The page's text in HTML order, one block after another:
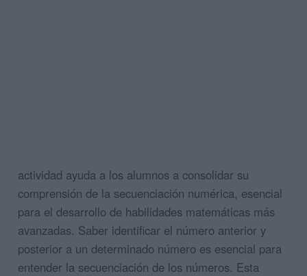
actividad ayuda a los alumnos a consolidar su
comprensión de la secuenciación numérica, esencial
para el desarrollo de habilidades matemáticas más
avanzadas. Saber identificar el número anterior y
posterior a un determinado número es esencial para
entender la secuenciación de los números. Esta